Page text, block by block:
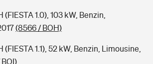
(FIESTA 1.0), 103 kW, Benzin,
(8566 / BOH)
(FIESTA 1.1), 52 kW, Benzin, Limousine,